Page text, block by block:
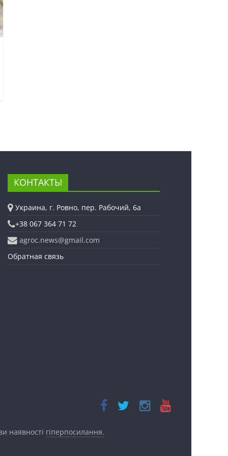
КОНТАКТЫ
Украина, г. Ровно, пер. Рабочий, 6а
+38 067 364 71 72
agroc.news@gmail.com
Обратная связь
наявності гіперпосилання.